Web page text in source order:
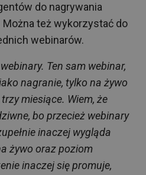
do nagrywania
też wykorzystać do
webinarów.
Ten sam webinar,
nagranie, tylko na żywo
miesiące. Wiem, że
bo przecież webinary
inaczej wygląda
żywo oraz poziom
inaczej się promuje,